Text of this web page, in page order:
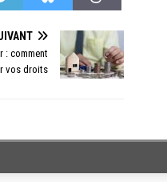
: comment
vos droits